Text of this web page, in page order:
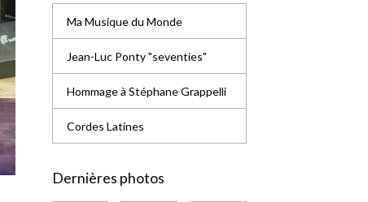
Ma Musique du Monde
Jean-Luc Ponty "seventies"
Hommage à Stéphane Grappelli
Cordes Latines
Dernières photos